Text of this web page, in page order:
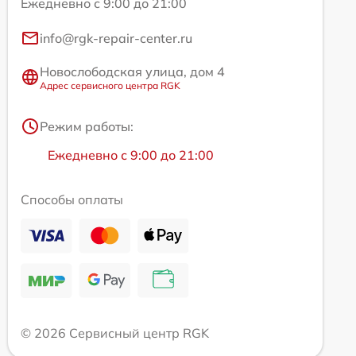
info@rgk-repair-center.ru
Новослободская улица, дом 4
Адрес сервисного центра RGK
Режим работы:
Ежедневно с 9:00 до 21:00
Способы оплаты
© 2026 Сервисный центр RGK